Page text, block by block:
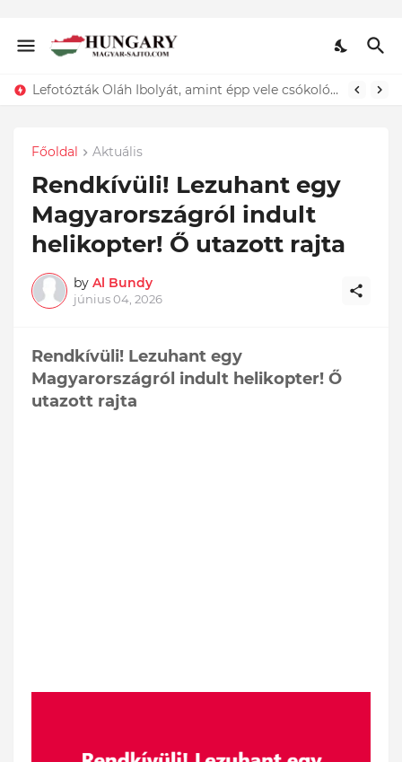
Lefotózták Oláh Ibolyát, amint épp vele csókolózik - EZT nem hiszed el, kinek a karjában kötött ki...ÍME
Főoldal Aktuális
Rendkívüli! Lezuhant egy
Magyarországról indult
helikopter! Ő utazott rajta
by Al Bundy
június 04, 2026
Rendkívüli! Lezuhant egy
Magyarországról indult helikopter! Ő
utazott rajta